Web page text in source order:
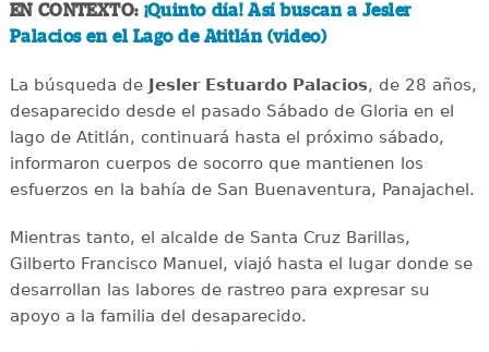
EN CONTEXTO: ¡Quinto día! Así buscan a Jesler
Palacios en el Lago de Atitlán (video)
La búsqueda de Jesler Estuardo Palacios, de 28 años,
desaparecido desde el pasado Sábado de Gloria en el
lago de Atitlán, continuará hasta el próximo sábado,
informaron cuerpos de socorro que mantienen los
esfuerzos en la bahía de San Buenaventura, Panajachel.
Mientras tanto, el alcalde de Santa Cruz Barillas,
Gilberto Francisco Manuel, viajó hasta el lugar donde se
desarrollan las labores de rastreo para expresar su
apoyo a la familia del desaparecido.